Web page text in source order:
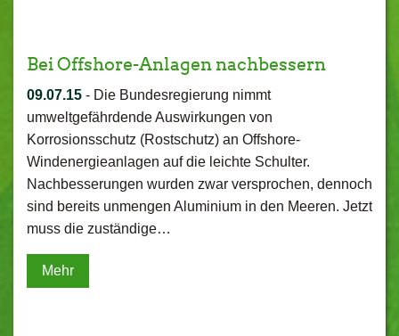
Bei Offshore-Anlagen nachbessern
09.07.15 - Die Bundesregierung nimmt
umweltgefährdende Auswirkungen von
Korrosionsschutz (Rostschutz) an Offshore-
Windenergieanlagen auf die leichte Schulter.
Nachbesserungen wurden zwar versprochen, dennoch
sind bereits unmengen Aluminium in den Meeren. Jetzt
muss die zuständige…
Mehr